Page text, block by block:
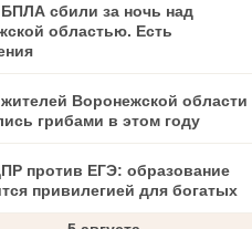
сбили за ночь над
областью. Есть
жителей Воронежской области
грибами в этом году
против ЕГЭ: образование
привилегией для богатых